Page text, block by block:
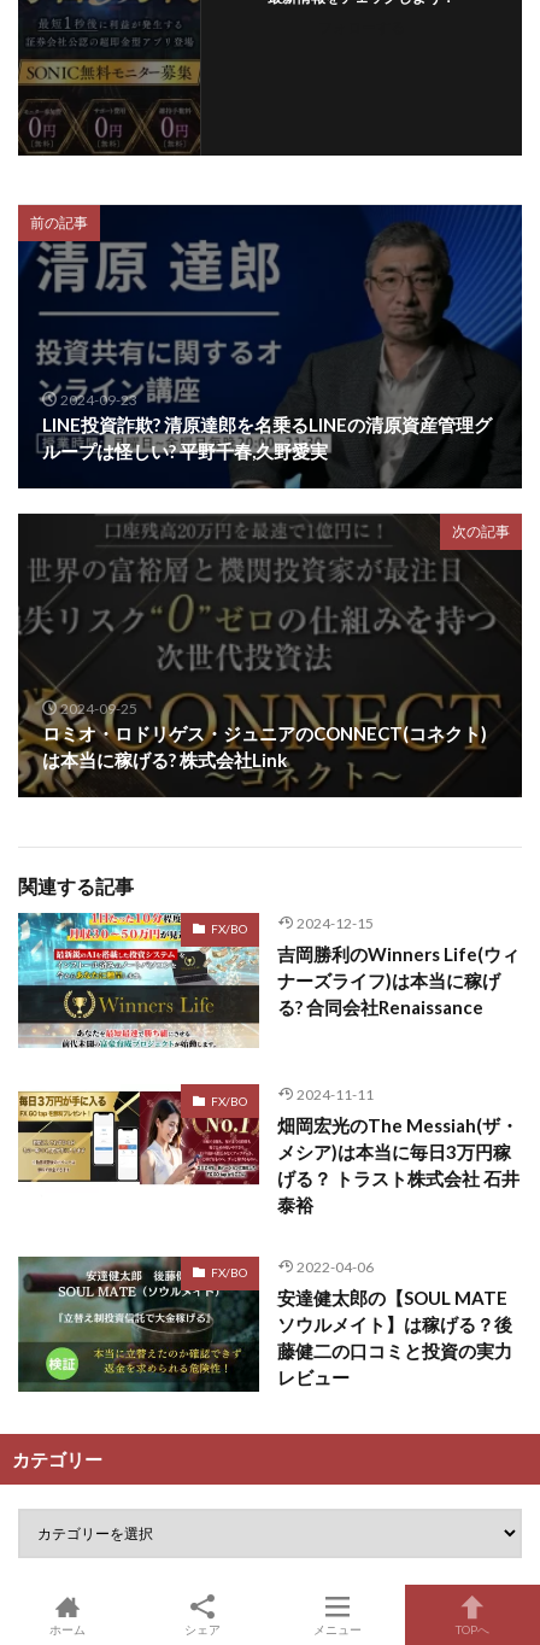
前の記事
2024-09-23
LINE投資詐欺? 清原達郎を名乗るLINEの清原資産管理グ
ループは怪しい? 平野千春,久野愛実
次の記事
2024-09-25
ロミオ・ロドリゲス・ジュニアのCONNECT(コネクト)
は本当に稼げる? 株式会社Link
関連する記事
FX/BO 2024-12-15
吉岡勝利のWinners Life(ウィ
ナーズライフ)は本当に稼げ
る? 合同会社Renaissance
FX/BO 2024-11-11
畑岡宏光のThe Messiah(ザ・
メシア)は本当に毎日3万円稼
げる？ トラスト株式会社 石井
泰裕
FX/BO 2022-04-06
安達健太郎の【SOUL MATE
ソウルメイト】は稼げる？後
藤健二の口コミと投資の実力
レビュー
カテゴリー
ホーム シェア メニュー TOPへ